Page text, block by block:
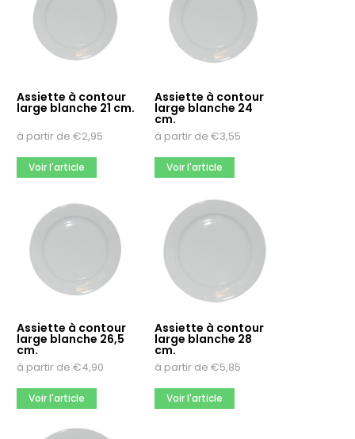
Assiette à contour
large blanche 21 cm.
à partir de €2,95
Voir l'article
Assiette à contour
large blanche 24
cm.
à partir de€3,55
Voir l'article
Assiette à contour
large blanche 26,5
cm.
à partir de €4,90
Voir l'article
Assiette à contour
large blanche 28
cm.
à partir de€5,85
Voir l'article
Chef & Sommelier
Meer opties
Héliogravure
Non
Oui
Quantité d’emballage
2
Meer opties